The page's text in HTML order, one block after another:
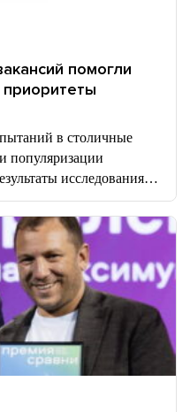
помогли
в столичные
популяризации
исследования…